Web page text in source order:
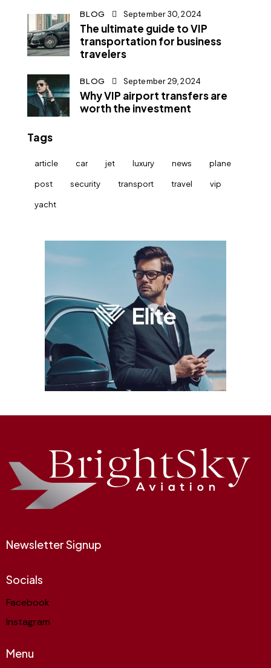
BLOG September 30, 2024
The ultimate guide to VIP
transportation for business
travelers
BLOG September 29, 2024
Why VIP airport transfers are
worth the investment
Tags
article car jet luxury news plane
post security transport travel vip
yacht
Newsletter Signup
Socials
Facebook
Instagram
Menu